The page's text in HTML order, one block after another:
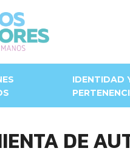
IDENTIDAD
DE